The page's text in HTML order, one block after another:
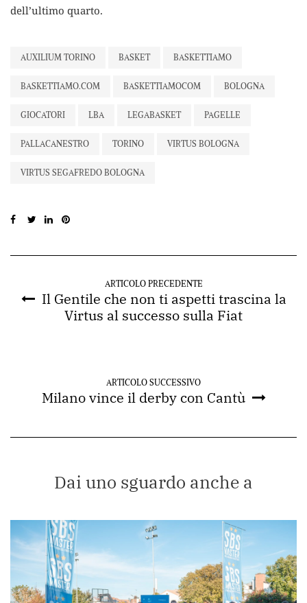
dell’ultimo quarto.
AUXILIUM TORINO BASKET BASKETTIAMO
BASKETTIAMO.COM BASKETTIAMOCOM BOLOGNA
GIOCATORI LBA LEGABASKET PAGELLE
PALLACANESTRO TORINO VIRTUS BOLOGNA
VIRTUS SEGAFREDO BOLOGNA
ARTICOLO PRECEDENTE
Il Gentile che non ti aspetti trascina la
Virtus al successo sulla Fiat
ARTICOLO SUCCESSIVO
Milano vince il derby con Cantù
Dai uno sguardo anche a